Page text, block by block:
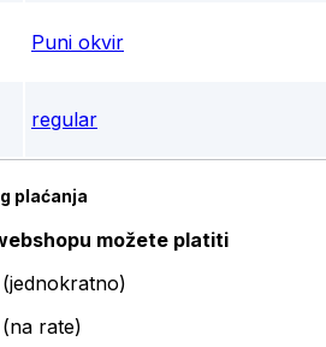
Puni okvir
regular
plaćanja
možete platiti
rate)